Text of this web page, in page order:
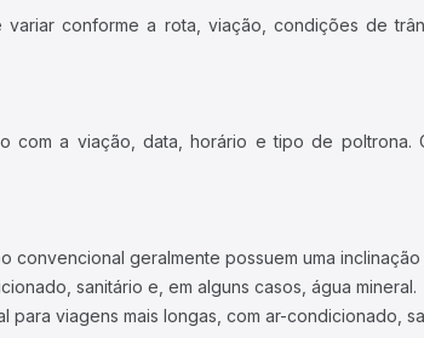
conforme a rota, viação, condições de
com a viação, data, horário e tipo de
convencional geralmente possuem uma
sanitário e, em alguns casos, água mineral.
para viagens mais longas, com ar-condicionado,